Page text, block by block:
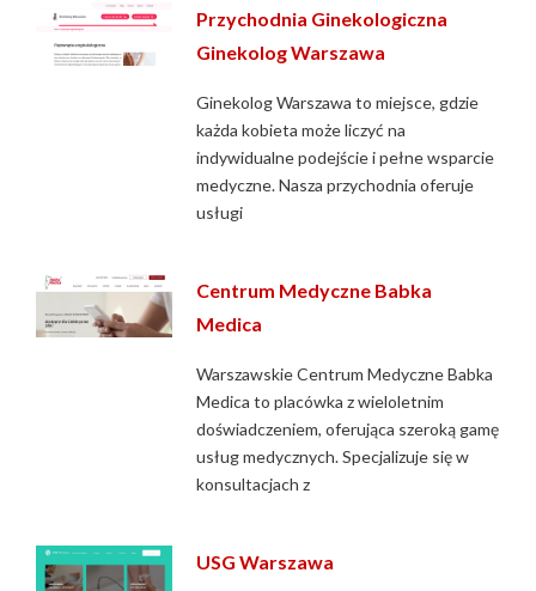
Przychodnia Ginekologiczna
Ginekolog Warszawa
Ginekolog Warszawa to miejsce, gdzie
każda kobieta może liczyć na
indywidualne podejście i pełne wsparcie
medyczne. Nasza przychodnia oferuje
usługi
Centrum Medyczne Babka
Medica
Warszawskie Centrum Medyczne Babka
Medica to placówka z wieloletnim
doświadczeniem, oferująca szeroką gamę
usług medycznych. Specjalizuje się w
konsultacjach z
USG Warszawa